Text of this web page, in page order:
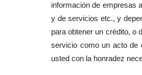
información de empresas
y de servicios etc., y
para obtener un crédito, o
servicio como un acto de
usted con la honradez